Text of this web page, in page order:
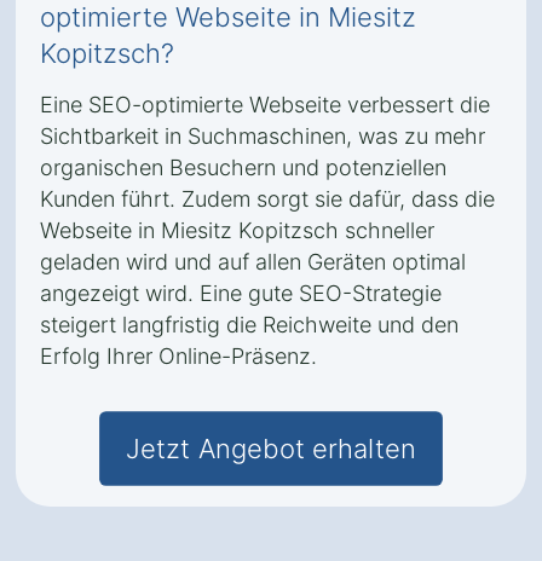
optimierte Webseite in Miesitz
Kopitzsch?
Eine SEO-optimierte Webseite verbessert die
Sichtbarkeit in Suchmaschinen, was zu mehr
organischen Besuchern und potenziellen
Kunden führt. Zudem sorgt sie dafür, dass die
Webseite in Miesitz Kopitzsch schneller
geladen wird und auf allen Geräten optimal
angezeigt wird. Eine gute SEO-Strategie
steigert langfristig die Reichweite und den
Erfolg Ihrer Online-Präsenz.
Jetzt Angebot erhalten